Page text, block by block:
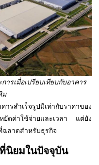
ารเมื่อเปรียบเทียบกับอาคาร
ม
รสำเร็จรูปมีเท่ากับราคาของ
ยัดค่าใช้จ่ายและเวลา แต่ยัง
ฉลาดสำหรับธุรกิจ
นิยมในปัจจุบัน